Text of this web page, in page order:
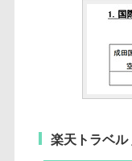
楽天トラベル